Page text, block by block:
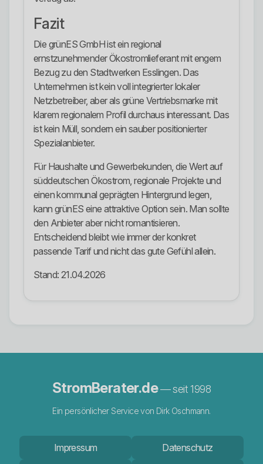
Fazit
Die grünES GmbH ist ein regional
ernstzunehmender Ökostromlieferant mit engem
Bezug zu den Stadtwerken Esslingen. Das
Unternehmen ist kein voll integrierter lokaler
Netzbetreiber, aber als grüne Vertriebsmarke mit
klarem regionalem Profil durchaus interessant. Das
ist kein Müll, sondern ein sauber positionierter
Spezialanbieter.
Für Haushalte und Gewerbekunden, die Wert auf
süddeutschen Ökostrom, regionale Projekte und
einen kommunal geprägten Hintergrund legen,
kann grünES eine attraktive Option sein. Man sollte
den Anbieter aber nicht romantisieren.
Entscheidend bleibt wie immer der konkret
passende Tarif und nicht das gute Gefühl allein.
Stand: 21.04.2026
StromBerater.de— seit 1998
Ein persönlicher Service von Dirk Oschmann.
Impressum Datenschutz